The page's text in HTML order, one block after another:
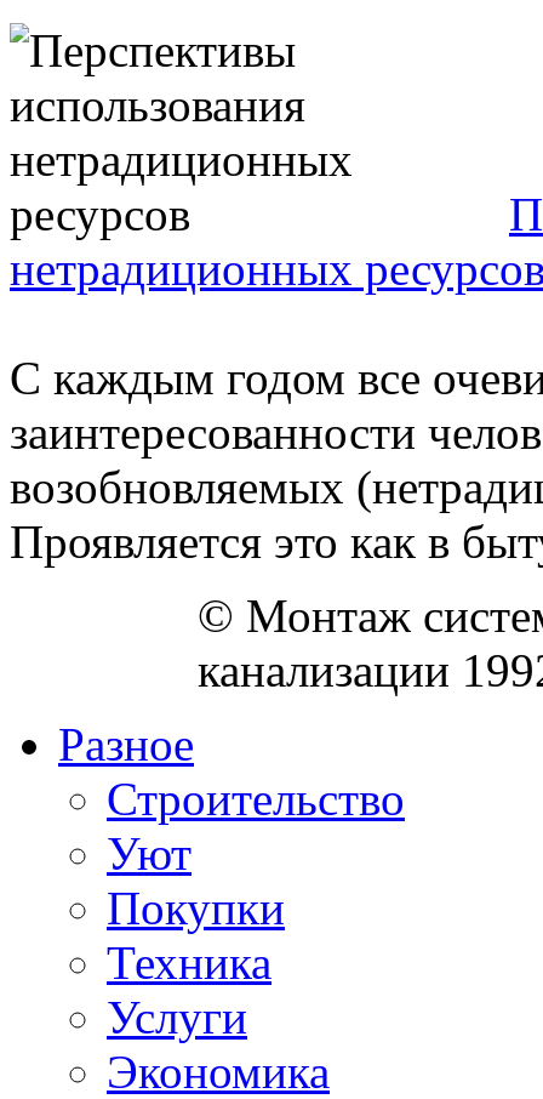
нетрадиционных
С каждым годом все
заинтересованности
возобновляемых
Проявляется это как в
© Монтаж
канализации
Разное
Строительство
Уют
Покупки
Техника
Услуги
Экономика